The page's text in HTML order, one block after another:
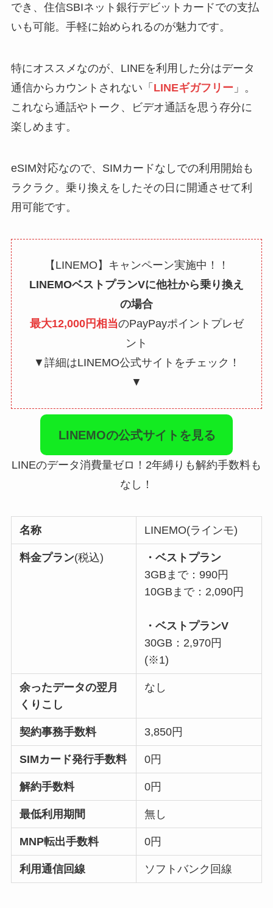
でき、住信SBIネット銀行デビットカードでの支払
いも可能。手軽に始められるのが魅力です。
特にオススメなのが、LINEを利用した分はデータ
通信からカウントされない「 LINEギガフリー 」。
これなら通話やトーク、ビデオ通話を思う存分に
楽しめます。
eSIM対応なので、SIMカードなしでの利用開始も
ラクラク。乗り換えをしたその日に開通させて利
用可能です。
【LINEMO】キャンペーン実施中！！
LINEMOベストプランVに他社から乗り換え
の場合
最大12,000円相当のPayPayポイントプレゼ
ント
▼詳細はLINEMO公式サイトをチェック！
▼
LINEMOの公式サイトを見る
LINEのデータ消費量ゼロ！2年縛りも解約手数料も
なし！
名称 LINEMO(ラインモ)
料金プラン(税込)
・ベストプラン
3GBまで：990円
10GBまで：2,090円
・ベストプランV
30GB：2,970円
(※1)
余ったデータの翌月
くりこし
なし
契約事務手数料 3,850円
SIMカード発行手数料 0円
解約手数料 0円
最低利用期間 無し
MNP転出手数料 0円
利用通信回線 ソフトバンク回線